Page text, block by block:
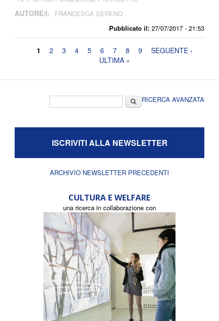
Pubblicato il: 27/07/2017 - 21:53
AUTORE/I: FRANCESCA SERENO
Pagine
1 2 3 4 5 6 7 8 9
SEGUENTE ›
ULTIMA »
CercaRICERCA AVANZATA
ISCRIVITI ALLA NEWSLETTER
ARCHIVIO NEWSLETTER PRECEDENTI
CULTURA E WELFARE
una ricerca in collaborazione con